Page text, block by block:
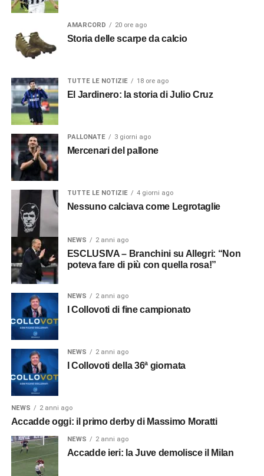
AMARCORD 20 ore ago
Storia delle scarpe da calcio
TUTTE LE NOTIZIE 18 ore ago
El Jardinero: la storia di Julio Cruz
PALLONATE 3 giorni ago
Mercenari del pallone
TUTTE LE NOTIZIE 4 giorni ago
Nessuno calciava come Legrotaglie
NEWS 2 anni ago
ESCLUSIVA – Branchini su Allegri: “Non
poteva fare di più con quella rosa!”
NEWS 2 anni ago
I Collovoti di fine campionato
NEWS 2 anni ago
I Collovoti della 36ª giornata
NEWS 2 anni ago
Accadde oggi: il primo derby di Massimo Moratti
NEWS 2 anni ago
Accadde ieri: la Juve demolisce il Milan